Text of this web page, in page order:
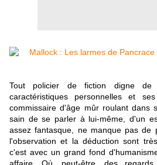
Tout policier de fiction digne
caractéristiques personnelles et
commissaire d'âge mûr roulant dans
sain de se parler à lui-même, d'un
assez fantasque, ne manque pas de
l'observation et la déduction sont
c'est avec un grand fond